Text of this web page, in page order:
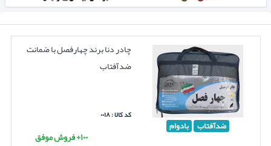
ضدآفتاب بادوام
چادر دنا برند چهارفصل با ضمانت
ضدآفتاب
کد کالا : ۰۰۱۸
۱۰۰+ فروش موفق